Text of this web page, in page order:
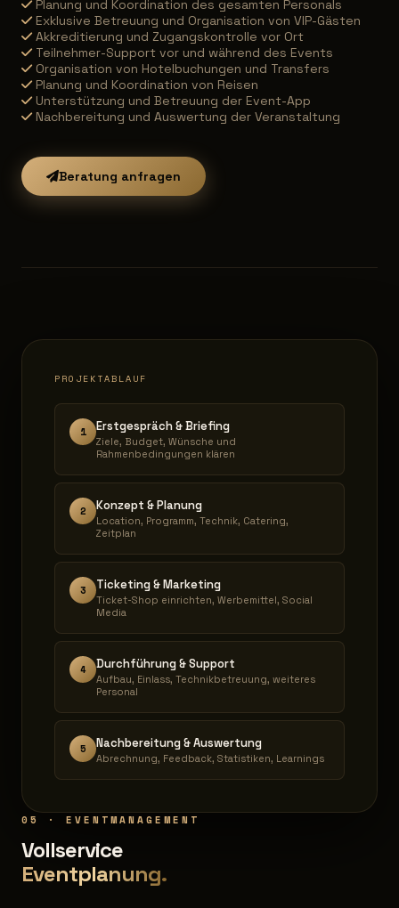
Planung und Koordination des gesamten Personals
Exklusive Betreuung und Organisation von VIP-Gästen
Akkreditierung und Zugangskontrolle vor Ort
Teilnehmer-Support vor und während des Events
Organisation von Hotelbuchungen und Transfers
Planung und Koordination von Reisen
Unterstützung und Betreuung der Event-App
Nachbereitung und Auswertung der Veranstaltung
Beratung anfragen
PROJEKTABLAUF
1 Erstgespräch & Briefing
Ziele, Budget, Wünsche und
Rahmenbedingungen klären
2 Konzept & Planung
Location, Programm, Technik, Catering,
Zeitplan
3 Ticketing & Marketing
Ticket-Shop einrichten, Werbemittel, Social
Media
4 Durchführung & Support
Aufbau, Einlass, Technikbetreuung, weiteres
Personal
5 Nachbereitung & Auswertung
Abrechnung, Feedback, Statistiken, Learnings
05 · EVENTMANAGEMENT
Vollservice
Eventplanung.